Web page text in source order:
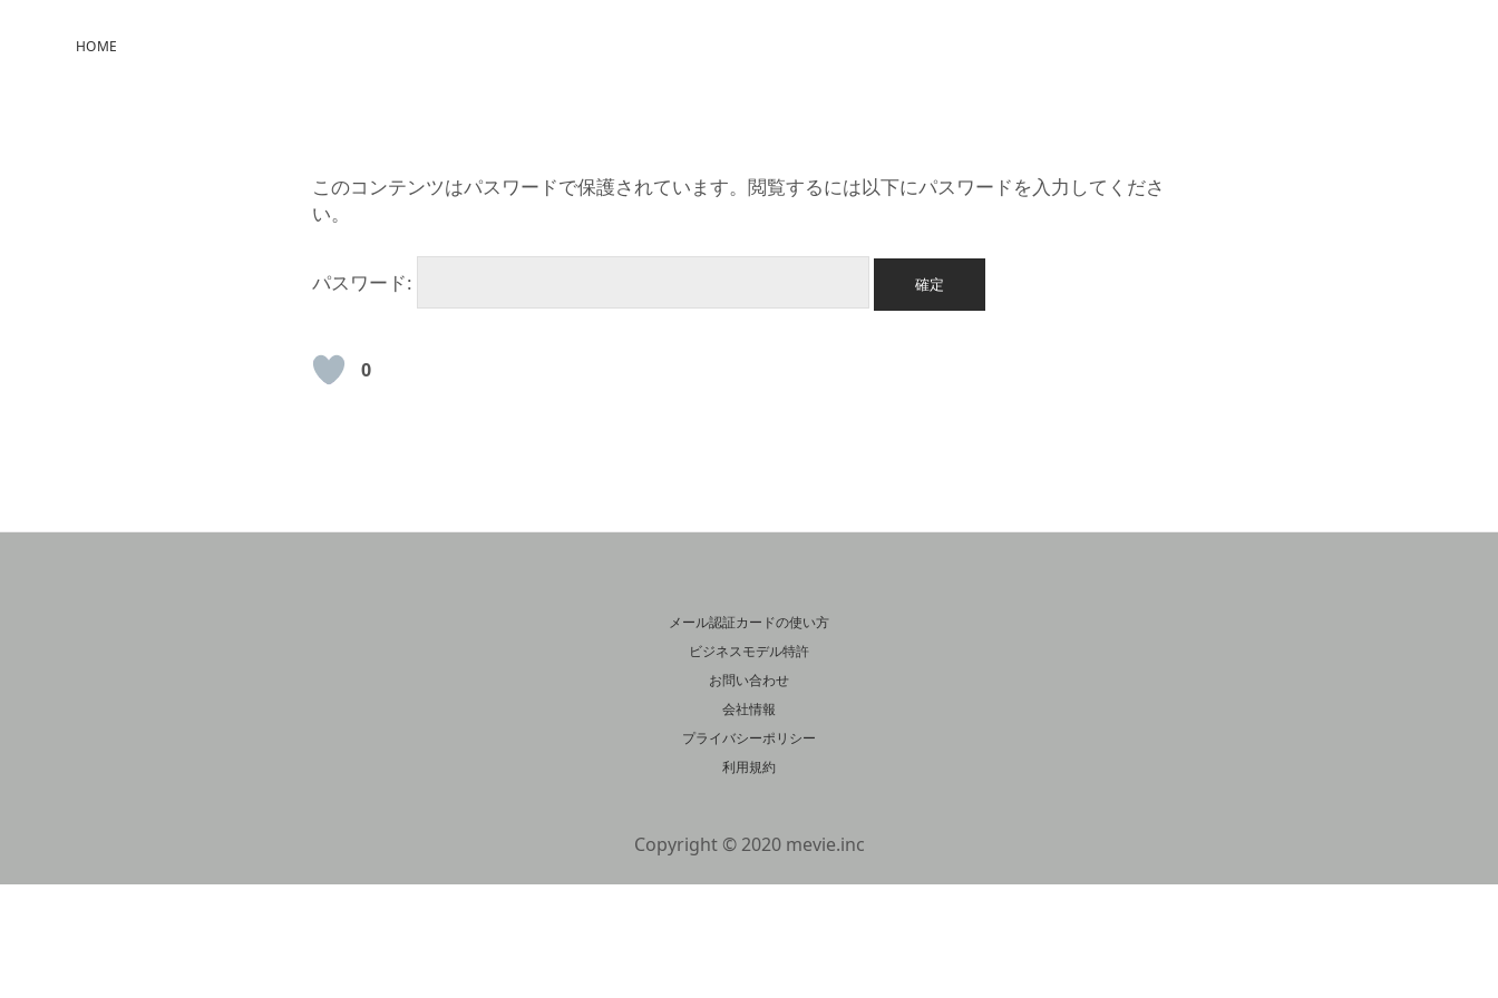
HOME
このコンテンツはパスワードで保護されています。閲覧するには以下にパスワードを入力してくださ
い。
パスワード:
0
メール認証カードの使い方
ビジネスモデル特許
お問い合わせ
会社情報
プライバシーポリシー
利用規約
Copyright © 2020 mevie.inc